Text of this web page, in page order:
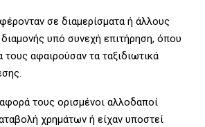
σε διαμερίσματα ή άλλους
υπό συνεχή επιτήρηση, όπου
αφαιρούσαν τα ταξιδιωτικά
τους ορισμένοι αλλοδαποί
χρημάτων ή είχαν υποστεί